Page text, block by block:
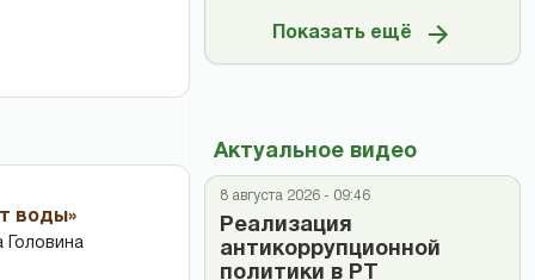
воды»
Показать ещё
Актуальное видео
8 августа 2026 - 09:46
Реализация
антикоррупционной
политики в РТ